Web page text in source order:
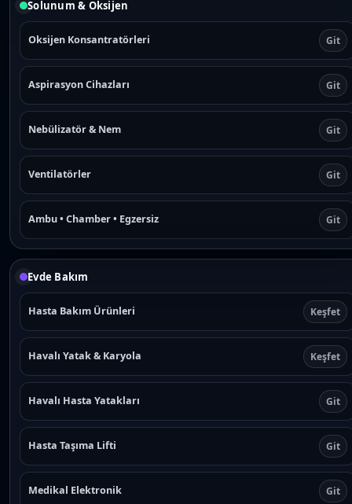
Solunum & Oksijen
Oksijen Konsantratörleri Git
Aspirasyon Cihazları Git
Nebülizatör & Nem Git
Ventilatörler Git
Ambu • Chamber • Egzersiz Git
Evde Bakım
Hasta Bakım Ürünleri Keşfet
Havalı Yatak & Karyola Keşfet
Havalı Hasta Yatakları Git
Hasta Taşıma Lifti Git
Medikal Elektronik Git